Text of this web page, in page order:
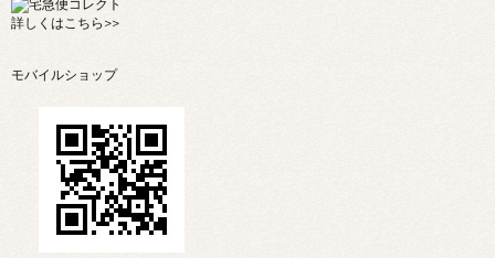
詳しくはこちら>>
モバイルショップ